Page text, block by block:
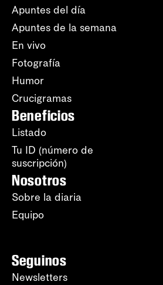
Apuntes del día
Apuntes de la semana
En vivo
Fotografía
Humor
Crucigramas
Beneficios
Listado
Tu ID (número de
suscripción)
Nosotros
Sobre la diaria
Equipo
Seguinos
Newsletters